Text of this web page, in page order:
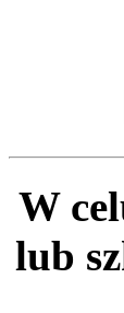
W
lub